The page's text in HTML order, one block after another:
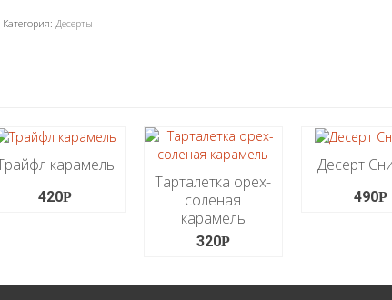
Категория: Десерты
карамель
420Р
Тарталетка орех-
соленая
карамель
320Р
Десерт
490Р